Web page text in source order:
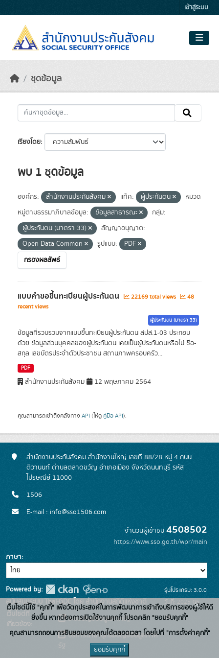
เข้าสู่ระบบ
ชุดข้อมูล
เรียงโดย
พบ 1 ชุดข้อมูล
องค์กร: สำนักงานประกันสังคม แท็ค: ผู้ประกันตน
หมวด
หมู่ตามธรรมาภิบาลข้อมูล:
ข้อมูลสาธารณะ
กลุ่ม:
ผู้ประกันตน (มาตรา 33)
สัญญาอนุญาต:
Open Data Common
รูปแบบ:
PDF
กรองผลลัพธ์
แบบคำขอขึ้นทะเบียนผู้ประกันตน 22169 total views
48
recent views
ผู้ประกันตน (มาตรา 33)
ข้อมูลที่รวบรวมจากแบบขึ้นทะเบียนผู้ประกันตน สปส.1-03 ประกอบ
ด้วย ข้อมูลส่วนบุคคลของผู้ประกันตน เคยเป็นผู้ประกันตนหรือไม่ ชื่อ-
สกุล เลขบัตรประจำตัวประชาชน สถานภาพครอบครัว...
PDF
สำนักงานประกันสังคม 12 พฤษภาคม 2564
คุณสามารถเข้าถึงคลังทาง API (ให้ดู คู่มือ API).
สำนักงานประกันสังคม สำนักงานใหญ่ เลขที่ 88/28 หมู่ 4 ถนน
ติวานนท์ ตำบลตลาดขวัญ อำเภอเมือง จังหวัดนนทบุรี รหัส
ไปรษณีย์ 11000
1506
E-mail : info@sso1506.com
จำนวนผู้เข้าชม 4508502
https://www.sso.go.th/wpr/main
ภาษา
Powered by:
สนับสนุนระบบ Thai-GDC โดย สำนักงานสถิติแห่งชาติ
เว็บไซต์ที่
เกี่ยวข้อง:
ระบบบัญชีข้อมูลภาครัฐ
บริการนามานุกรมบัญชีข้อมูลภาค
รุ่นโปรแกรม: 3.0.0
วันที่: 2025-06-
26
เว็บไซต์นี้ใช้ "คุกกี้" เพื่อวัตถุประสงค์ในการพัฒนาการเข้าถึงบริการของผู้ใช้ให้ดี
ยิ่งขึ้น หากต้องการเปิดใช้งานคุกกี้ โปรดคลิก "ยอมรับคุกกี้"
คุณสามารถถอนการยินยอมของคุณได้ตลอดเวลา โดยไปที่ "การตั้งค่าคุกกี้"
ยอมรับคุกกี้
x